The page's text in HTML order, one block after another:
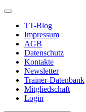
TT-Blog
Impressum
AGB
Datenschutz
Kontakte
Newsletter
Trainer-Datenbank
Mitgliedschaft
Login